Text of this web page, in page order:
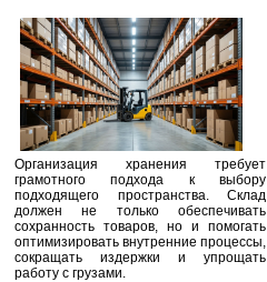
Организация хранения требует
грамотного подхода к выбору
подходящего пространства. Склад
должен не только обеспечивать
сохранность товаров, но и помогать
оптимизировать внутренние процессы,
сокращать издержки и упрощать
работу с грузами.